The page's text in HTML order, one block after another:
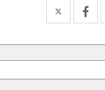
Twitter
Enlace
a
una
a